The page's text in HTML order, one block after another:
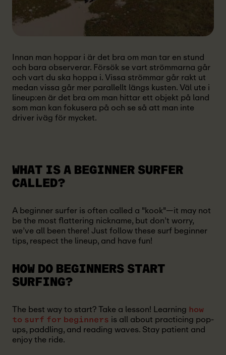
Innan man hoppar i är det bra om man tar en stund
och bara observerar. Försök se vart strömmarna går
och vart du ska hoppa i. Vissa strömmar går rakt ut
medan vissa går mer parallellt längs kusten. Väl ute i
lineup:en är det bra om man hittar ett objekt på land
som man kan fokusera på och se så att man inte
driver iväg för mycket.
WHAT IS A BEGINNER SURFER
CALLED?
A beginner surfer is often called a "kook"—it may not
be the most flattering nickname, but don’t worry,
we’ve all been there! Just follow these surf beginner
tips, respect the lineup, and have fun!
HOW DO BEGINNERS START
SURFING?
The best way to start? Take a lesson! Learning how
to surf for beginners is all about practicing pop-
ups, paddling, and reading waves. Stay patient and
enjoy the ride.